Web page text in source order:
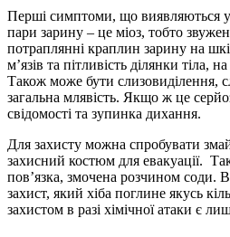
Перші симптоми, що виявляються
пари зарину – це міоз, тобто
потраплянні краплин зарину на
м’язів та пітливість ділянки тіла,
Також може бути слизовиділення,
загальна млявість. Якщо ж це
свідомості та зупинка дихання.
Для захисту можна спробувати
захисний костюм для евакуації.
пов’язка, змочена розчином соди.
захист, який хіба поглине якусь
захистом в разі хімічної атаки є